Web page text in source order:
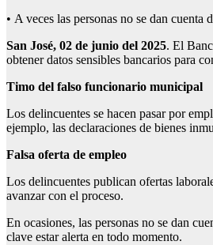
• A veces las personas no se dan
San José, 02 de junio del 2025. El
obtener datos sensibles bancarios para
Timo del falso funcionario municipal
Los delincuentes se hacen pasar por
ejemplo, las declaraciones de bienes
Falsa oferta de empleo
Los delincuentes publican ofertas
avanzar con el proceso.
En ocasiones, las personas no se dan
clave estar alerta en todo momento.